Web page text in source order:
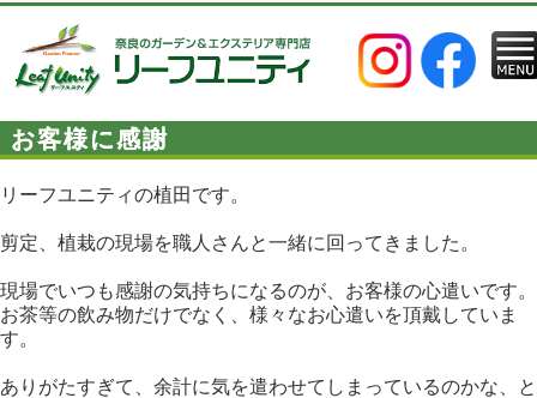
お客様に感謝
リーフユニティの植田です。
剪定、植栽の現場を職人さんと一緒に回ってきました。
現場でいつも感謝の気持ちになるのが、お客様の心遣いです。
お茶等の飲み物だけでなく、様々なお心遣いを頂戴していま
す。
ありがたすぎて、余計に気を遣わせてしまっているのかな、と